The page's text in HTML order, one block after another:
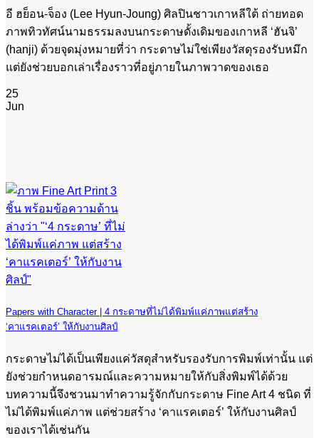
อี ฮย็อน-จ็อง (Lee Hyun-Joung) ศิลปินชาวเกาหลีใต้ ถ่ายทอด
ภาพทิวทัศน์นามธรรมลงบนกระดาษดั้งเดิมของเกาหลี ‘ฮันจิ’
(hanji) ด้วยจุดมุ่งหมายที่ว่า กระดาษไม่ใช่เพียงวัสดุรองรับหมึก
แต่ยังช่วยบอกเล่าเรื่องราวที่อยู่ภายในภาพวาดของเธอ
25
Jun
Papers with Character | 4 กระดาษที่ไม่ได้พิมพ์แค่ภาพแต่สร้าง
‘คาแรคเตอร์’ ให้กับงานศิลป์
กระดาษไม่ได้เป็นเพียงแค่วัสดุสำหรับรองรับการพิมพ์เท่านั้น แต่
ยังช่วยกำหนดอารมณ์และความหมายให้กับสิ่งพิมพ์ได้ด้วย
บทความนี้จึงชวนมาทำความรู้จักกับกระดาษ Fine Art 4 ชนิด ที่
ไม่ได้พิมพ์แค่ภาพ แต่ช่วยสร้าง ‘คาแรคเตอร์’ ให้กับงานศิลป์
ของเราได้เช่นกัน